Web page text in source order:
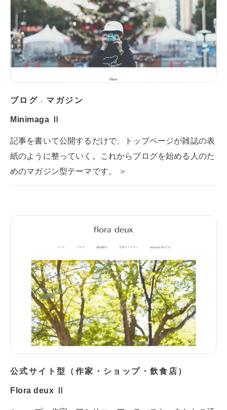
ブログ / マガジン
Minimaga Ⅱ
記事を書いて公開するだけで、トップページが雑誌の表
紙のように整っていく。これからブログを始める人のた
めのマガジン型テーマです。 ＞
公式サイト型（作家・ショップ・飲食店）
Flora deux Ⅱ